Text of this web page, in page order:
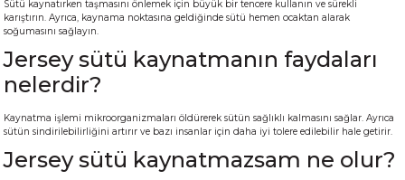
Sütü kaynatırken taşmasını önlemek için büyük bir tencere kullanın ve sürekli
karıştırın. Ayrıca, kaynama noktasına geldiğinde sütü hemen ocaktan alarak
soğumasını sağlayın.
Jersey sütü kaynatmanın faydaları
nelerdir?
Kaynatma işlemi mikroorganizmaları öldürerek sütün sağlıklı kalmasını sağlar. Ayrıca
sütün sindirilebilirliğini artırır ve bazı insanlar için daha iyi tolere edilebilir hale getirir.
Jersey sütü kaynatmazsam ne olur?